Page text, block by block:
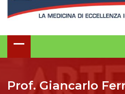
Prof. Giancarlo